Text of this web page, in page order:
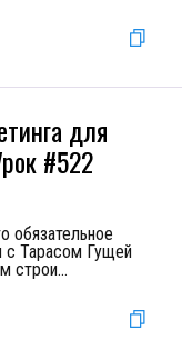
для
#522
обязательное
с Тарасом Гущей
строи...